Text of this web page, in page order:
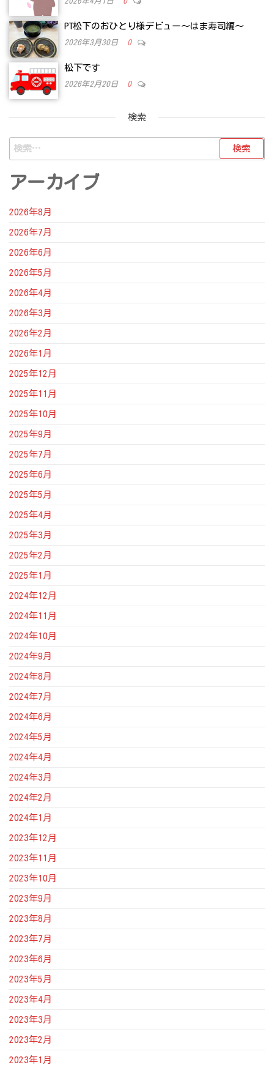
PT松下のおひとり様デビュー～はま寿司編～
2026年3月30日 0
松下です
2026年2月20日 0
検索
検
索:
アーカイブ
2026年8月
2026年7月
2026年6月
2026年5月
2026年4月
2026年3月
2026年2月
2026年1月
2025年12月
2025年11月
2025年10月
2025年9月
2025年7月
2025年6月
2025年5月
2025年4月
2025年3月
2025年2月
2025年1月
2024年12月
2024年11月
2024年10月
2024年9月
2024年8月
2024年7月
2024年6月
2024年5月
2024年4月
2024年3月
2024年2月
2024年1月
2023年12月
2023年11月
2023年10月
2023年9月
2023年8月
2023年7月
2023年6月
2023年5月
2023年4月
2023年3月
2023年2月
2023年1月